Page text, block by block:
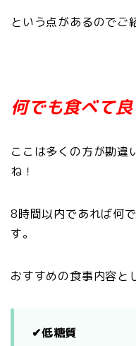
という点があるのでご
何でも食べて
ここは多くの方が勘違
ね！
8時間以内であれば何
す。
おすすめの食事内容と
✔︎低糖質